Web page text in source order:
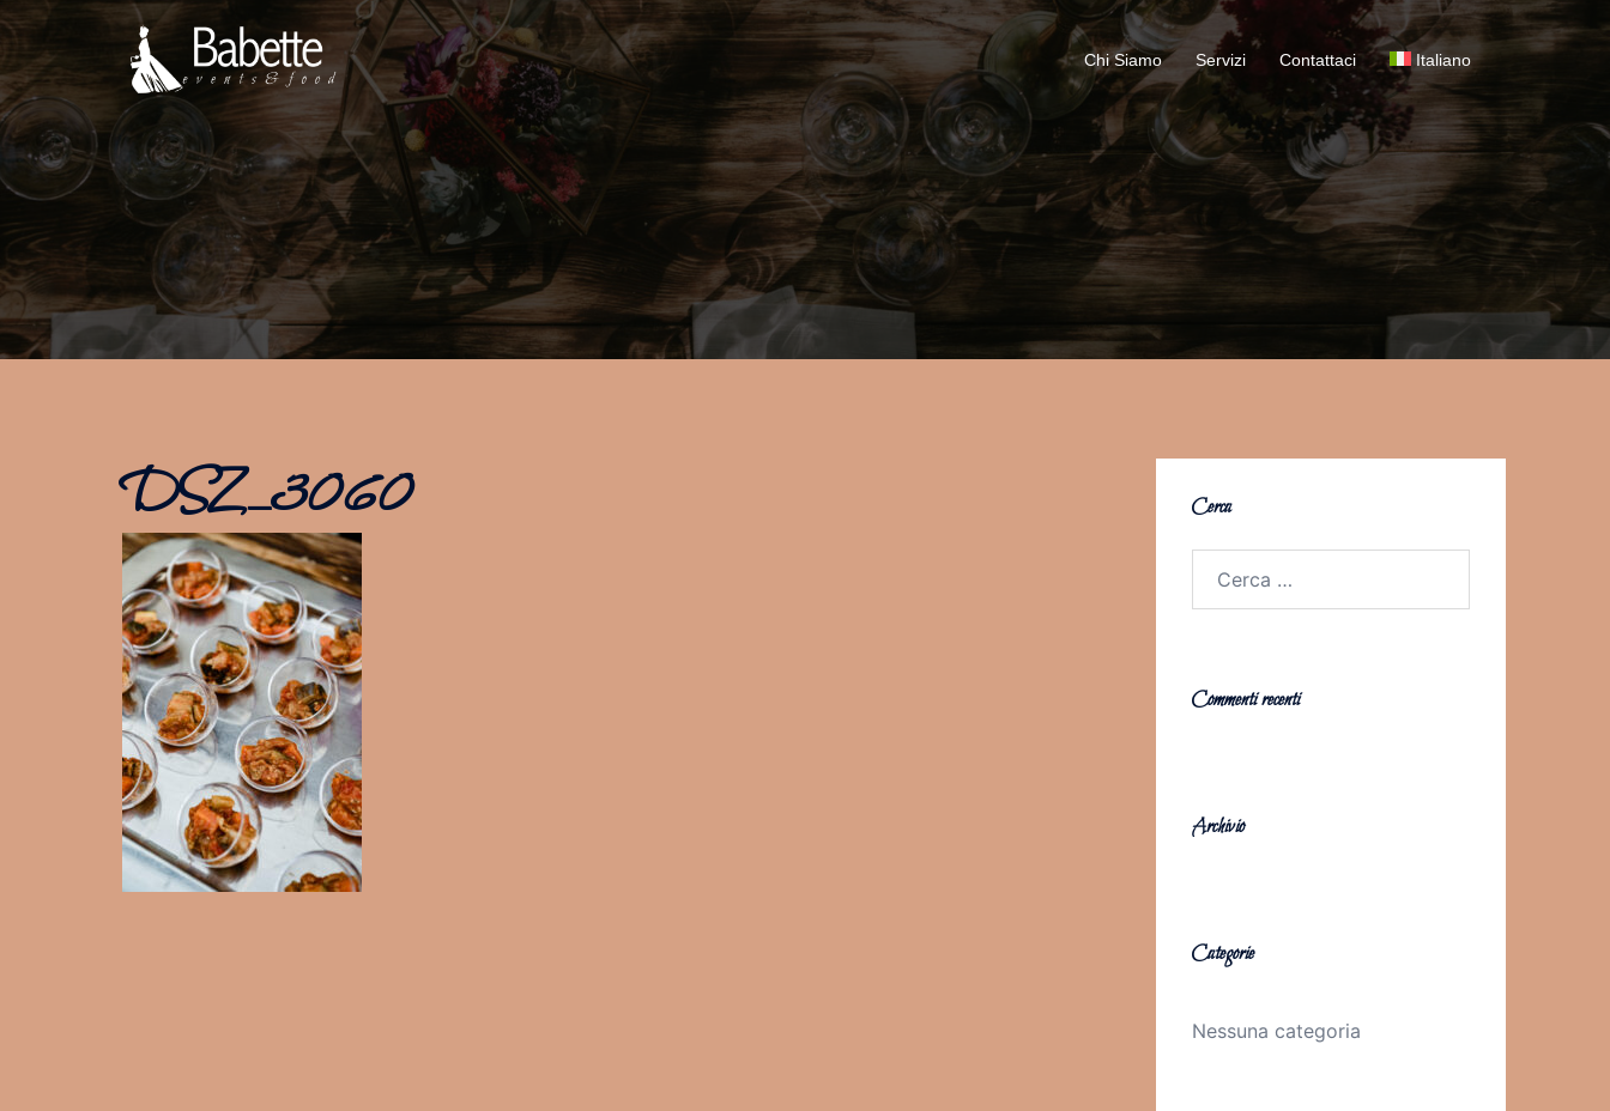
Vai
contenuto
Chi Siamo Servizi Contattaci Italiano
DSZ_3060 Cerca
Commenti recenti
Archivio
Categorie
Nessuna categoria